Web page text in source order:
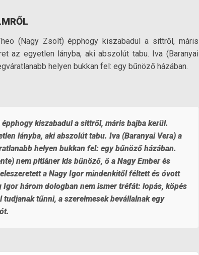
(Nagy Zsolt) épphogy kiszabadul a sittről, máris
az egyetlen lányba, aki abszolút tabu. Iva (Baranyai
helyen bukkan fel: egy bűnöző házában.
kiszabadul a sittről, máris bajba kerül.
lányba, aki abszolút tabu. Iva (Baranyai Vera) a
helyen bukkan fel: egy bűnöző házában.
nem pitiáner kis bűnöző, ő a Nagy Ember és
a Nagy Igor mindenkitől féltett és óvott
Igor három dologban nem ismer tréfát: lopás, köpés
tudjanak tűnni, a szerelmesek bevállalnak egy